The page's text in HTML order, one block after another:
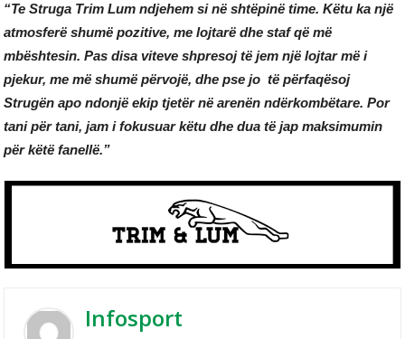
“Te Struga Trim Lum ndjehem si në shtëpinë time. Këtu ka një
atmosferë shumë pozitive, me lojtarë dhe staf që më
mbështesin. Pas disa viteve shpresoj të jem një lojtar më i
pjekur, me më shumë përvojë, dhe pse jo të përfaqësoj
Strugën apo ndonjë ekip tjetër në arenën ndërkombëtare. Por
tani për tani, jam i fokusuar këtu dhe dua të jap maksimumin
për këtë fanellë.”
Infosport